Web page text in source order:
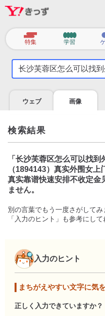
カ
テ
特集 学習
気
を
調
べ
よ
う
ウェブ 画像
検索結果
「 长沙芙蓉区怎么可以找到
（1894143）真实外围女
真实靠谱快速安排不收定金
ません。
別の言葉でもう一度さがしてみ
「入力のヒント」も参考にして
入力のヒント
まちがえやすい文字に気
正しく入力できていますか？